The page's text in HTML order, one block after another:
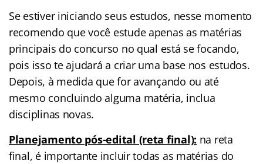
Se estiver iniciando seus estudos, nesse momento
recomendo que você estude apenas as matérias
principais do concurso no qual está se focando,
pois isso te ajudará a criar uma base nos estudos.
Depois, à medida que for avançando ou até
mesmo concluindo alguma matéria, inclua
disciplinas novas.
Planejamento pós-edital (reta final): na reta
final, é importante incluir todas as matérias do